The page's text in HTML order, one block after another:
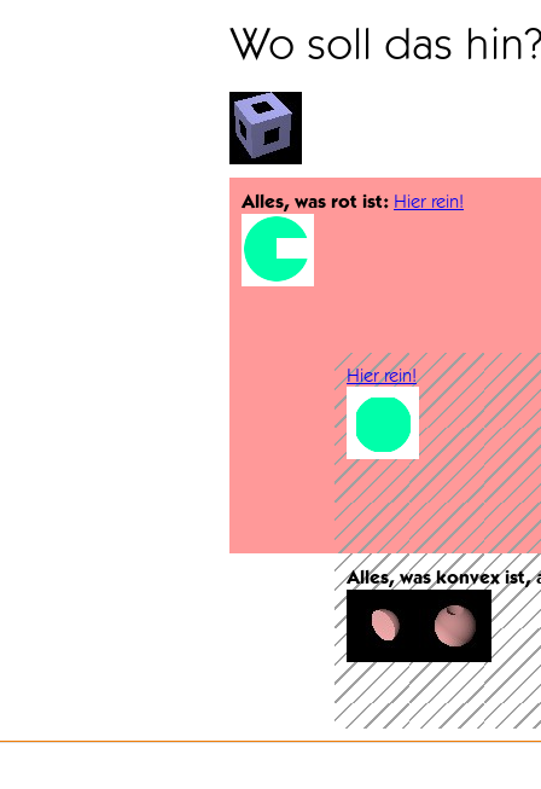
Wo soll das
Alles, was rot ist: Hier rein!
Hier rein!
Alles, was konvex